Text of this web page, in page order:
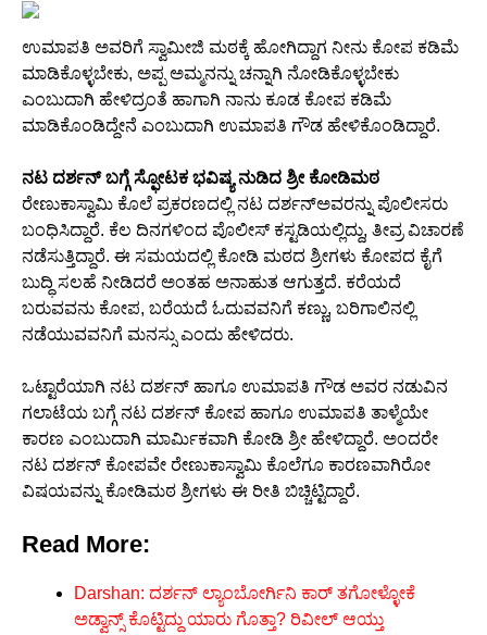
ಉಮಾಪತಿ ಅವರಿಗೆ ಸ್ವಾಮೀಜಿ ಮಠಕ್ಕೆ ಹೋಗಿದ್ದಾಗ ನೀನು ಕೋಪ ಕಡಿಮೆ
ಮಾಡಿಕೊಳ್ಳಬೇಕು, ಅಪ್ಪ ಅಮ್ಮನನ್ನು ಚನ್ನಾಗಿ ನೋಡಿಕೊಳ್ಳಬೇಕು
ಎಂಬುದಾಗಿ ಹೇಳಿದ್ರಂತೆ ಹಾಗಾಗಿ ನಾನು ಕೂಡ ಕೋಪ ಕಡಿಮೆ
ಮಾಡಿಕೊಂಡಿದ್ದೇನೆ ಎಂಬುದಾಗಿ ಉಮಾಪತಿ ಗೌಡ ಹೇಳಿಕೊಂಡಿದ್ದಾರೆ.
ನಟ ದರ್ಶನ್ ಬಗ್ಗೆ ಸ್ಫೋಟಕ ಭವಿಷ್ಯ ನುಡಿದ ಶ್ರೀ ಕೋಡಿಮಠ
ರೇಣುಕಾಸ್ವಾಮಿ ಕೊಲೆ ಪ್ರಕರಣದಲ್ಲಿ ನಟ ದರ್ಶನ್ಅವರನ್ನು ಪೊಲೀಸರು
ಬಂಧಿಸಿದ್ದಾರೆ. ಕೆಲ ದಿನಗಳಿಂದ ಪೊಲೀಸ್ ಕಸ್ಟಡಿಯಲ್ಲಿದ್ದು, ತೀವ್ರ ವಿಚಾರಣೆ
ನಡೆಸುತ್ತಿದ್ದಾರೆ. ಈ ಸಮಯದಲ್ಲಿ ಕೋಡಿ ಮಠದ ಶ್ರೀಗಳು ಕೋಪದ ಕೈಗೆ
ಬುದ್ಧಿ ಸಲಹೆ ನೀಡಿದರೆ ಅಂತಹ ಅನಾಹುತ ಆಗುತ್ತದೆ. ಕರೆಯದೆ
ಬರುವವನು ಕೋಪ, ಬರೆಯದೆ ಓದುವವನಿಗೆ ಕಣ್ಣು, ಬರಿಗಾಲಿನಲ್ಲಿ
ನಡೆಯುವವನಿಗೆ ಮನಸ್ಸು ಎಂದು ಹೇಳಿದರು.
ಒಟ್ಟಾರೆಯಾಗಿ ನಟ ದರ್ಶನ್ ಹಾಗೂ ಉಮಾಪತಿ ಗೌಡ ಅವರ ನಡುವಿನ
ಗಲಾಟೆಯ ಬಗ್ಗೆ ನಟ ದರ್ಶನ್ ಕೋಪ ಹಾಗೂ ಉಮಾಪತಿ ತಾಳ್ಮೆಯೇ
ಕಾರಣ ಎಂಬುದಾಗಿ ಮಾರ್ಮಿಕವಾಗಿ ಕೋಡಿ ಶ್ರೀ ಹೇಳಿದ್ದಾರೆ. ಅಂದರೇ
ನಟ ದರ್ಶನ್ ಕೋಪವೇ ರೇಣುಕಾಸ್ವಾಮಿ ಕೊಲೆಗೂ ಕಾರಣವಾಗಿರೋ
ವಿಷಯವನ್ನು ಕೋಡಿಮಠ ಶ್ರೀಗಳು ಈ ರೀತಿ ಬಿಚ್ಚಿಟ್ಟಿದ್ದಾರೆ.
Read More:
Darshan: ದರ್ಶನ್ ಲ್ಯಾಂಬೋರ್ಗಿನಿ ಕಾರ್ ತಗೋಳ್ಳೋಕೆ
ಅಡ್ವಾನ್ಸ್ ಕೊಟ್ಟಿದ್ದು ಯಾರು ಗೊತ್ತಾ? ರಿವೀಲ್ ಆಯ್ತು